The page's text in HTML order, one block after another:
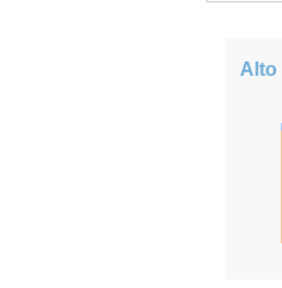
Alto